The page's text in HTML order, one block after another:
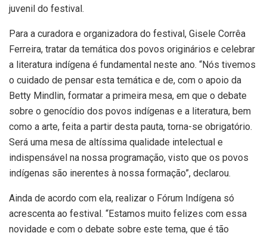
juvenil do festival.
Para a curadora e organizadora do festival, Gisele Corrêa
Ferreira, tratar da temática dos povos originários e celebrar
a literatura indígena é fundamental neste ano. “Nós tivemos
o cuidado de pensar esta temática e de, com o apoio da
Betty Mindlin, formatar a primeira mesa, em que o debate
sobre o genocídio dos povos indígenas e a literatura, bem
como a arte, feita a partir desta pauta, torna-se obrigatório.
Será uma mesa de altíssima qualidade intelectual e
indispensável na nossa programação, visto que os povos
indígenas são inerentes à nossa formação”, declarou.
Ainda de acordo com ela, realizar o Fórum Indígena só
acrescenta ao festival. “Estamos muito felizes com essa
novidade e com o debate sobre este tema, que é tão